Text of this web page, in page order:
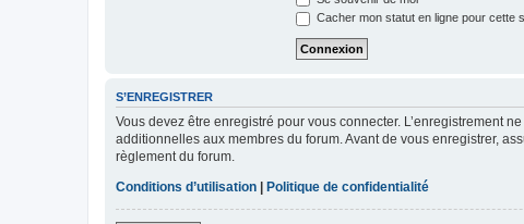
Cacher mon statut en ligne pour cette
S’ENREGISTRER
Vous devez être enregistré pour vous connecter. L’enregistrement
additionnelles aux membres du forum. Avant de vous enregistrer,
règlement du forum.
Conditions d’utilisation
Politique de confidentialité